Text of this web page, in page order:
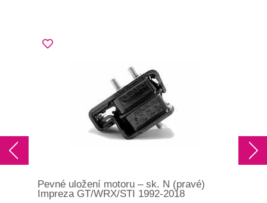
Pevné uložení motoru – sk. N (pravé)
Impreza GT/WRX/STI 1992-2018